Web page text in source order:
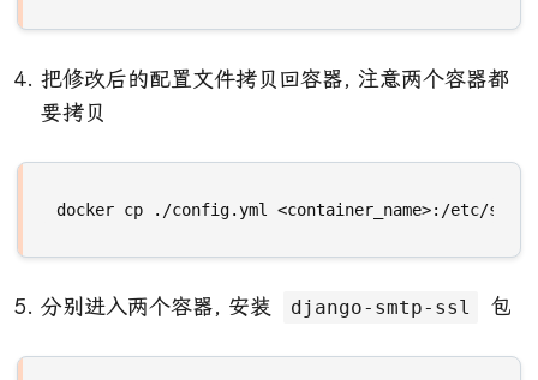
把修改后的配置文件拷贝回容器, 注意两个容器都
要拷贝
分别进入两个容器, 安装 django-smtp-ssl 包